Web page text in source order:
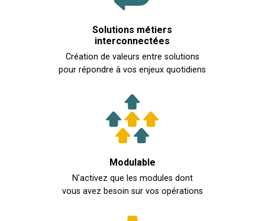
Solutions métiers
interconnectées
Création de valeurs entre solutions
pour répondre à vos enjeux quotidiens
Modulable
N'activez que les modules dont
vous avez besoin sur vos opérations